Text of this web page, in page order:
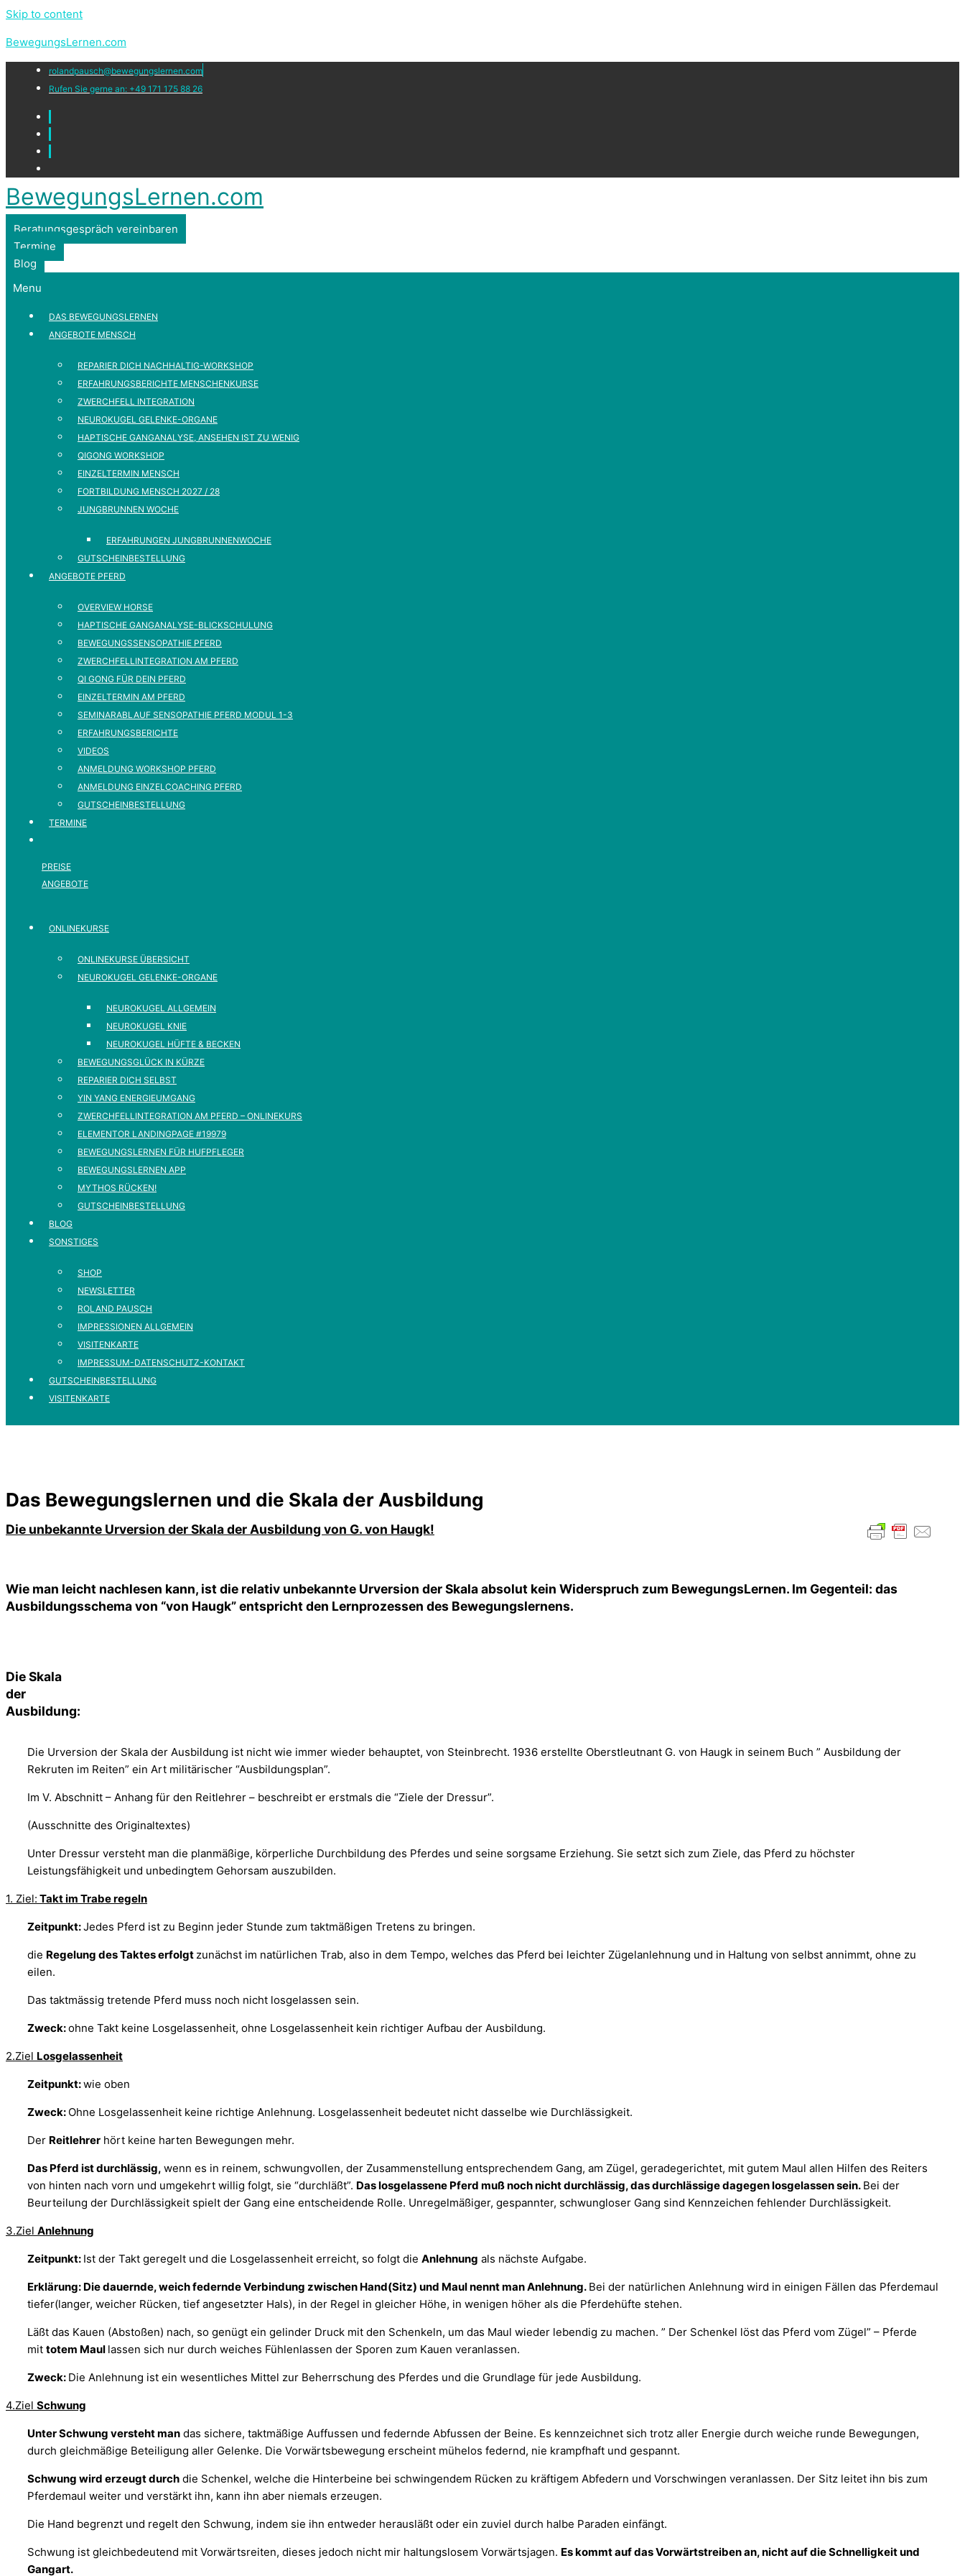
Skip to content
BewegungsLernen.com
rolandpausch@bewegungslernen.com
Rufen Sie gerne an: +49 171 175 88 26
BewegungsLernen.com
Beratungsgespräch vereinbaren
Termine
Blog
Menu
DAS BEWEGUNGSLERNEN
ANGEBOTE MENSCH
REPARIER DICH NACHHALTIG-WORKSHOP
ERFAHRUNGSBERICHTE MENSCHENKURSE
ZWERCHFELL INTEGRATION
NEUROKUGEL GELENKE-ORGANE
HAPTISCHE GANGANALYSE, ANSEHEN IST ZU WENIG
QIGONG WORKSHOP
EINZELTERMIN MENSCH
FORTBILDUNG MENSCH 2027 / 28
JUNGBRUNNEN WOCHE
ERFAHRUNGEN JUNGBRUNNENWOCHE
GUTSCHEINBESTELLUNG
ANGEBOTE PFERD
OVERVIEW HORSE
HAPTISCHE GANGANALYSE-BLICKSCHULUNG
BEWEGUNGSSENSOPATHIE PFERD
ZWERCHFELLINTEGRATION AM PFERD
QI GONG FÜR DEIN PFERD
EINZELTERMIN AM PFERD
SEMINARABLAUF SENSOPATHIE PFERD MODUL 1-3
ERFAHRUNGSBERICHTE
VIDEOS
ANMELDUNG WORKSHOP PFERD
ANMELDUNG EINZELCOACHING PFERD
GUTSCHEINBESTELLUNG
TERMINE
PREISE
ANGEBOTE
ONLINEKURSE
ONLINEKURSE ÜBERSICHT
NEUROKUGEL GELENKE-ORGANE
NEUROKUGEL ALLGEMEIN
NEUROKUGEL KNIE
NEUROKUGEL HÜFTE & BECKEN
BEWEGUNGSGLÜCK IN KÜRZE
REPARIER DICH SELBST
YIN YANG ENERGIEUMGANG
ZWERCHFELLINTEGRATION AM PFERD – ONLINEKURS
ELEMENTOR LANDINGPAGE #19979
BEWEGUNGSLERNEN FÜR HUFPFLEGER
BEWEGUNGSLERNEN APP
MYTHOS RÜCKEN!
GUTSCHEINBESTELLUNG
BLOG
SONSTIGES
SHOP
NEWSLETTER
ROLAND PAUSCH
IMPRESSIONEN ALLGEMEIN
VISITENKARTE
IMPRESSUM-DATENSCHUTZ-KONTAKT
GUTSCHEINBESTELLUNG
VISITENKARTE
Das Bewegungslernen und die Skala der Ausbildung
Die unbekannte Urversion der Skala der Ausbildung von G. von Haugk!
Wie man leicht nachlesen kann, ist die relativ unbekannte Urversion der Skala absolut kein Widerspruch zum BewegungsLernen. Im Gegenteil: das
Ausbildungsschema von “von Haugk” entspricht den Lernprozessen des Bewegungslernens.
Die Skala
der
Ausbildung:
Die Urversion der Skala der Ausbildung ist nicht wie immer wieder behauptet, von Steinbrecht. 1936 erstellte Oberstleutnant G. von Haugk in seinem Buch ” Ausbildung der
Rekruten im Reiten” ein Art militärischer “Ausbildungsplan”.
Im V. Abschnitt – Anhang für den Reitlehrer – beschreibt er erstmals die “Ziele der Dressur”.
(Ausschnitte des Originaltextes)
Unter Dressur versteht man die planmäßige, körperliche Durchbildung des Pferdes und seine sorgsame Erziehung. Sie setzt sich zum Ziele, das Pferd zu höchster
Leistungsfähigkeit und unbedingtem Gehorsam auszubilden.
1. Ziel: Takt im Trabe regeln
Zeitpunkt:Jedes Pferd ist zu Beginn jeder Stunde zum taktmäßigen Tretens zu bringen.
die Regelung des Taktes erfolgt zunächst im natürlichen Trab, also in dem Tempo, welches das Pferd bei leichter Zügelanlehnung und in Haltung von selbst annimmt, ohne zu
eilen.
Das taktmässig tretende Pferd muss noch nicht losgelassen sein.
Zweck:ohne Takt keine Losgelassenheit, ohne Losgelassenheit kein richtiger Aufbau der Ausbildung.
2.Ziel Losgelassenheit
Zeitpunkt:wie oben
Zweck: Ohne Losgelassenheit keine richtige Anlehnung. Losgelassenheit bedeutet nicht dasselbe wie Durchlässigkeit.
Der Reitlehrer hört keine harten Bewegungen mehr.
Das Pferd ist durchlässig, wenn es in reinem, schwungvollen, der Zusammenstellung entsprechendem Gang, am Zügel, geradegerichtet, mit gutem Maul allen Hilfen des Reiters
von hinten nach vorn und umgekehrt willig folgt, sie “durchläßt”. Das losgelassene Pferd muß noch nicht durchlässig, das durchlässige dagegen losgelassen sein. Bei der
Beurteilung der Durchlässigkeit spielt der Gang eine entscheidende Rolle. Unregelmäßiger, gespannter, schwungloser Gang sind Kennzeichen fehlender Durchlässigkeit.
3.Ziel Anlehnung
Zeitpunkt: Ist der Takt geregelt und die Losgelassenheit erreicht, so folgt die Anlehnung als nächste Aufgabe.
Erklärung: Die dauernde, weich federnde Verbindung zwischen Hand(Sitz) und Maul nennt man Anlehnung. Bei der natürlichen Anlehnung wird in einigen Fällen das Pferdemaul
tiefer(langer, weicher Rücken, tief angesetzter Hals), in der Regel in gleicher Höhe, in wenigen höher als die Pferdehüfte stehen.
Läßt das Kauen (Abstoßen) nach, so genügt ein gelinder Druck mit den Schenkeln, um das Maul wieder lebendig zu machen. ” Der Schenkel löst das Pferd vom Zügel” – Pferde
mit totem Maul lassen sich nur durch weiches Fühlenlassen der Sporen zum Kauen veranlassen.
Zweck: Die Anlehnung ist ein wesentliches Mittel zur Beherrschung des Pferdes und die Grundlage für jede Ausbildung.
4.Ziel Schwung
Unter Schwung versteht man das sichere, taktmäßige Auffussen und federnde Abfussen der Beine. Es kennzeichnet sich trotz aller Energie durch weiche runde Bewegungen,
durch gleichmäßige Beteiligung aller Gelenke. Die Vorwärtsbewegung erscheint mühelos federnd, nie krampfhaft und gespannt.
Schwung wird erzeugt durch die Schenkel, welche die Hinterbeine bei schwingendem Rücken zu kräftigem Abfedern und Vorschwingen veranlassen. Der Sitz leitet ihn bis zum
Pferdemaul weiter und verstärkt ihn, kann ihn aber niemals erzeugen.
Die Hand begrenzt und regelt den Schwung, indem sie ihn entweder herausläßt oder ein zuviel durch halbe Paraden einfängt.
Schwung ist gleichbedeutend mit Vorwärtsreiten, dieses jedoch nicht mir haltungslosem Vorwärtsjagen. Es kommt auf das Vorwärtstreiben an, nicht auf die Schnelligkeit und
Gangart.